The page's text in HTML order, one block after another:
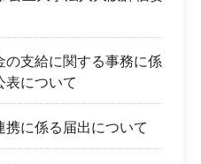
の支給に関する事務に係
表について
に係る届出について